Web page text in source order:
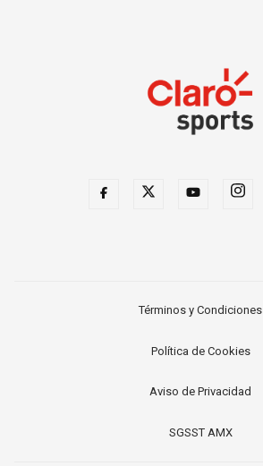
Términos y Condiciones
Política de Cookies
Aviso de Privacidad
SGSST AMX